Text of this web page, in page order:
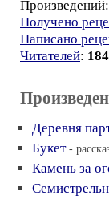
Произведений:
Получено
Написано
Читателей:
Деревня
Букет -
Камень за